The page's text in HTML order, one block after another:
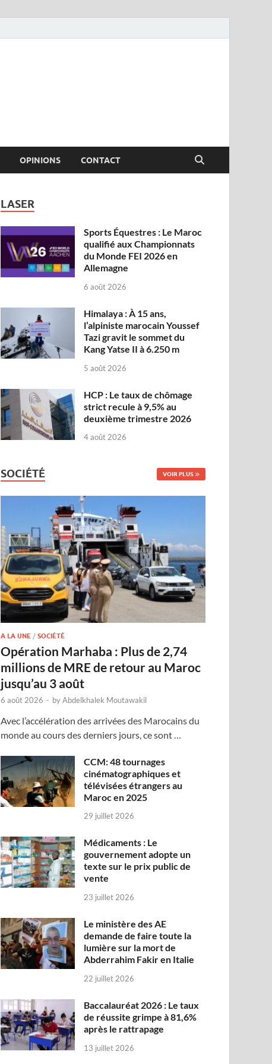
OPINIONS CONTACT
LASER
Sports Équestres : Le Maroc
qualifié aux Championnats
du Monde FEI 2026 en
Allemagne
6 août 2026
Himalaya : À 15 ans,
l’alpiniste marocain Youssef
Tazi gravit le sommet du
Kang Yatse II à 6.250 m
5 août 2026
HCP : Le taux de chômage
strict recule à 9,5% au
deuxième trimestre 2026
4 août 2026
SOCIÉTÉ VOIR PLUS
A LA UNE /SOCIÉTÉ
Opération Marhaba : Plus de 2,74
millions de MRE de retour au Maroc
jusqu’au 3 août
6 août 2026 - byAbdelkhalek Moutawakil
Avec l’accélération des arrivées des Marocains du
monde au cours des derniers jours, ce sont …
CCM: 48 tournages
cinématographiques et
télévisées étrangers au
Maroc en 2025
29 juillet 2026
Médicaments : Le
gouvernement adopte un
texte sur le prix public de
vente
23 juillet 2026
Le ministère des AE
demande de faire toute la
lumière sur la mort de
Abderrahim Fakir en Italie
22 juillet 2026
Baccalauréat 2026 : Le taux
de réussite grimpe à 81,6%
après le rattrapage
13 juillet 2026